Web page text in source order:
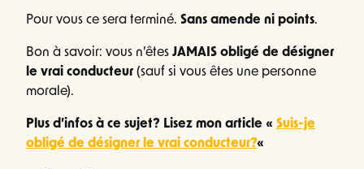
Pour vous ce sera terminé. Sans amende ni points.
Bon à savoir: vous n’êtes JAMAIS obligé de désigner
le vrai conducteur (sauf si vous êtes une personne
morale).
Plus d’infos à ce sujet? Lisez mon article « Suis-je
obligé de désigner le vrai conducteur?«